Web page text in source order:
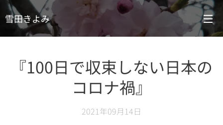
雪田きよみ
『100日で収束しない日本の
コロナ禍』
2021年09月14日